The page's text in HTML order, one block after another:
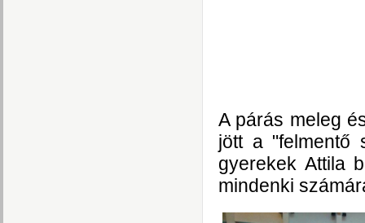
A párás meleg
jött a "felmentő
gyerekek Attila
mindenki